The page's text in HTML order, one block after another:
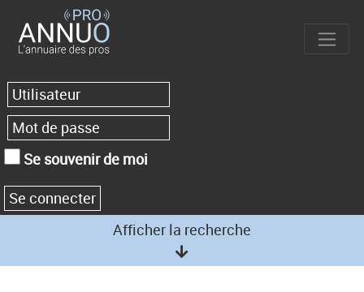
Se souvenir de moi
Afficher la recherche